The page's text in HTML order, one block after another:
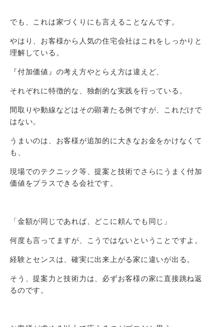
でも、これは家づくりにも言えることなんです。
やはり、お客様から人気の住宅会社はこれをしっかりと
理解している。
『付加価値』の考え方やとらえ方は違えど、
それぞれに特徴的な、独創的な実践を行っている。
間取りや動線などはその顕著たる例ですが、これだけで
はない。
うまいのは、お客様が追加的に大きなお金をかけなくて
も、
現場でのテクニック等、提案と技術でさらにうまく付加
価値をプラスできる会社です。
「金額が同じであれば、どこに頼んでも同じ」
何度も言ってますが、こうではないということですよ。
経験とセンスは、確実に出来上がる家に違いが出る。
そう、提案力と技術力は、必ずお客様の家に直接跳ね返
るのです。